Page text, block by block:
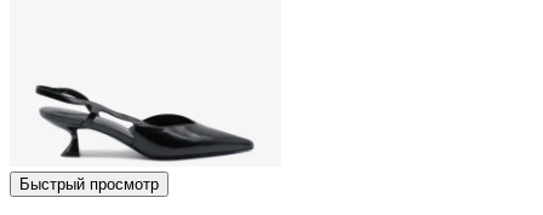
Быстрый просмотр